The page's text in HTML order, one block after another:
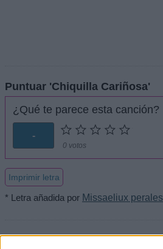
Puntuar 'Chiquilla Cariñosa'
¿Qué te parece esta canción?
-
0 votos
Imprimir letra
* Letra añadida por Missaeliux perales
+ Catarino Leos